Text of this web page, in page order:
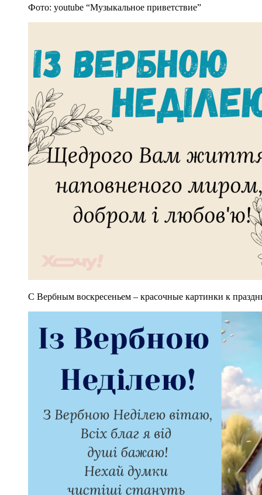
Фото: youtube “Музыкальное приветствие”
С Вербным воскресеньем – красочные картинки к